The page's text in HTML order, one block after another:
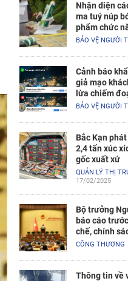
Nhận diện
ma tuý núp
phẩm chức
BẢO VỆ NGƯỜI
Cảnh báo
giả mạo
lừa chiếm
nghỉ
BẢO VỆ NGƯỜI
Bắc Kạn
2,4 tấn xúc
gốc xuất xứ
QUẢN LÝ THỊ
17/02/2025
Bộ trưởng
báo cáo
chế, chính
xây dựng Dự
CÔNG THƯƠNG
Thông tin về